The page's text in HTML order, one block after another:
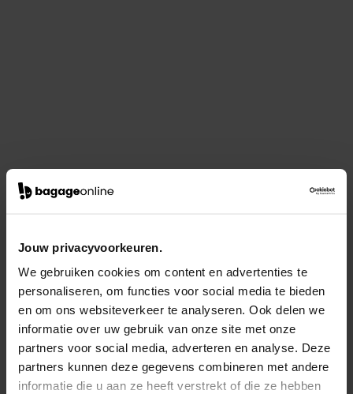
Jouw privacyvoorkeuren.
We gebruiken cookies om content en advertenties te
personaliseren, om functies voor social media te bieden
en om ons websiteverkeer te analyseren. Ook delen we
informatie over uw gebruik van onze site met onze
partners voor social media, adverteren en analyse. Deze
partners kunnen deze gegevens combineren met andere
informatie die u aan ze heeft verstrekt of die ze hebben